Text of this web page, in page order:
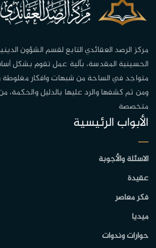
مركز الرصد العقائدي التابع لقسم الشؤون
الحسينية المقدسة، بآلية عمل تقوم بشكل
متواجد في الساحة من شبهات وافكار
ومن ثم كشفها والرد عليها بالدليل والحكمة،
متخصصة
الأبواب الرئيسية
الاسئلة والأجوبة
عقيدة
فكر معاصر
ميديا
حوارات وندوات